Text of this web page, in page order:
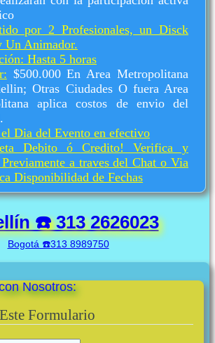
por 2 Profesionales, un Disck
Un Animador.
Hasta 5 horas
$500.000 En Area Metropolitana
Otras Ciudades O fuera Area
aplica costos de envio del
el Dia del Evento en efectivo
Debito ó Credito! Verifica y
Previamente a traves del Chat o Via
Disponibilidad de Fechas
☎️ 313 2626023
Bogotá ☎️313 8989750
Nosotros:
Formulario